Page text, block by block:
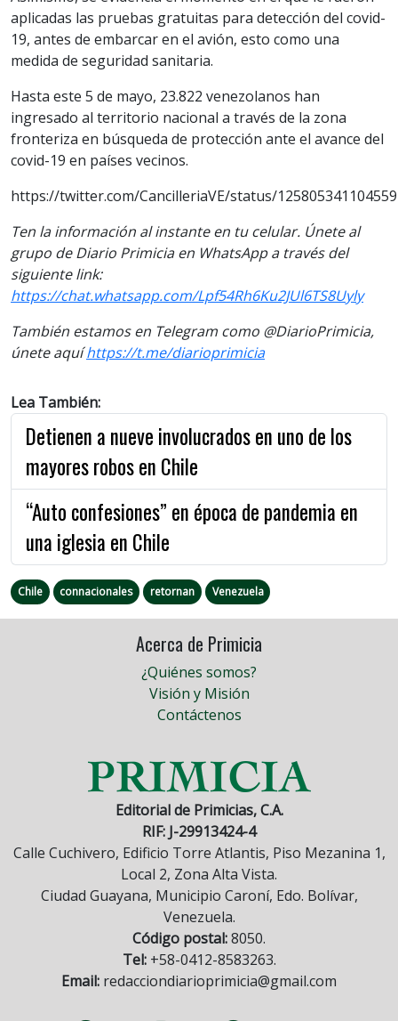
aplicadas las pruebas gratuitas para detección del covid-
19, antes de embarcar en el avión, esto como una
medida de seguridad sanitaria.
Hasta este 5 de mayo, 23.822 venezolanos han
ingresado al territorio nacional a través de la zona
fronteriza en búsqueda de protección ante el avance del
covid-19 en países vecinos.
https://twitter.com/CancilleriaVE/status/
Ten la información al instante en tu celular. Únete al
grupo de Diario Primicia en WhatsApp a través del
siguiente link:
https://chat.whatsapp.com/Lpf54Rh6Ku2JUl6TS8Uyly
También estamos en Telegram como @DiarioPrimicia,
únete aquíhttps://t.me/diarioprimicia
Lea También:
Detienen a nueve involucrados en uno de los
mayores robos en Chile
“Auto confesiones” en época de pandemia en
una iglesia en Chile
Chile connacionales retornan Venezuela
Acerca de Primicia
¿Quiénes somos?
Visión y Misión
Contáctenos
Editorial de Primicias, C.A.
RIF: J-29913424-4
Calle Cuchivero, Edificio Torre Atlantis, Piso Mezanina 1,
Local 2, Zona Alta Vista.
Ciudad Guayana, Municipio Caroní, Edo. Bolívar,
Venezuela.
Código postal:8050.
Tel:+58-0412-8583263.
Email: redacciondiarioprimicia@gmail.com